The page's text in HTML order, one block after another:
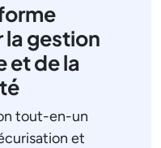
gestion
et de la
tout-en-un
et